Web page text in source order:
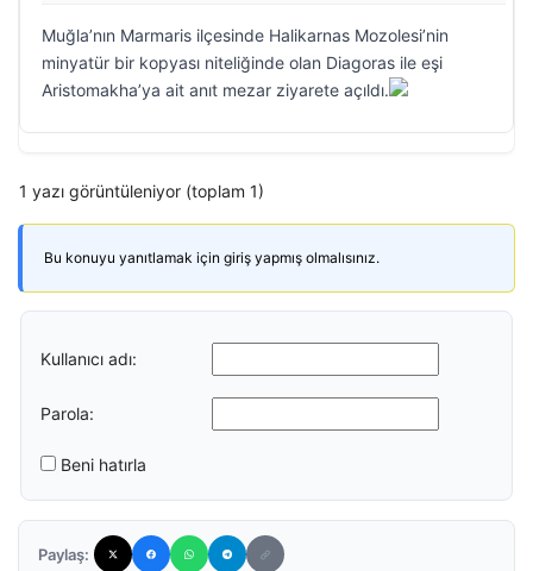
Muğla’nın Marmaris ilçesinde Halikarnas Mozolesi’nin
minyatür bir kopyası niteliğinde olan Diagoras ile eşi
Aristomakha’ya ait anıt mezar ziyarete açıldı.
1 yazı görüntüleniyor (toplam 1)
Bu konuyu yanıtlamak için giriş yapmış olmalısınız.
Kullanıcı adı:
Parola:
Beni hatırla
Paylaş: